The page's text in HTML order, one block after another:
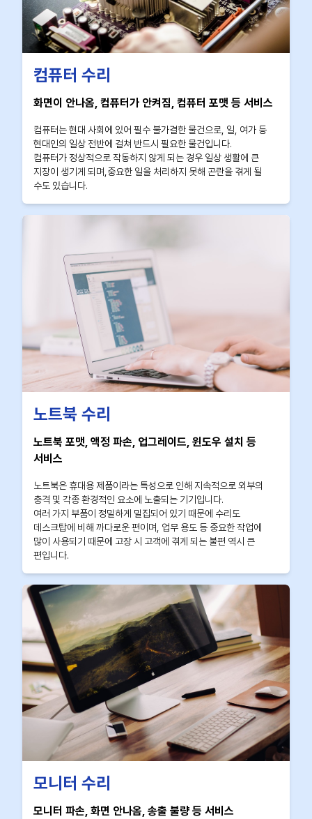
컴퓨터 수리
화면이 안나옴, 컴퓨터가 안켜짐, 컴퓨터 포맷 등 서비스
컴퓨터는 현대 사회에 있어 필수 불가결한 물건으로, 일, 여가 등
현대인의 일상 전반에 걸쳐 반드시 필요한 물건입니다.
컴퓨터가 정상적으로 작동하지 않게 되는 경우 일상 생활에 큰
지장이 생기게 되며,중요한 일을 처리하지 못해 곤란을 겪게 될
수도 있습니다.
노트북 수리
노트북 포맷, 액정 파손, 업그레이드, 윈도우 설치 등
서비스
노트북은 휴대용 제품이라는 특성으로 인해 지속적으로 외부의
충격 및 각종 환경적인 요소에 노출되는 기기입니다.
여러 가지 부품이 정밀하게 밀집되어 있기 때문에 수리도
데스크탑에 비해 까다로운 편이며, 업무 용도 등 중요한 작업에
많이 사용되기 때문에 고장 시 고객에 겪게 되는 불편 역시 큰
편입니다.
모니터 수리
모니터 파손, 화면 안나옴, 송출 불량 등 서비스